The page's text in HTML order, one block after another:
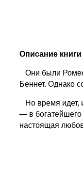
Описание книги
Они были Ромео
Беннет. Однако
Но время идет,
— в
настоящая